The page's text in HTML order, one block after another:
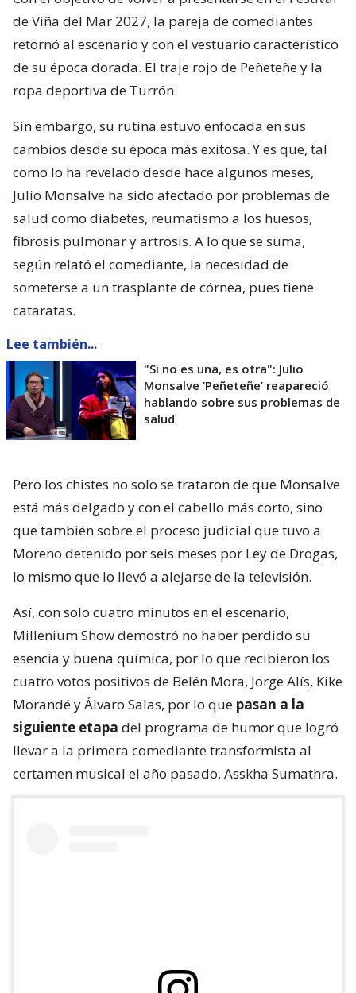
de Viña del Mar 2027, la pareja de comediantes
retornó al escenario y con el vestuario característico
de su época dorada. El traje rojo de Peñeteñe y la
ropa deportiva de Turrón.
Sin embargo, su rutina estuvo enfocada en sus
cambios desde su época más exitosa. Y es que, tal
como lo ha revelado desde hace algunos meses,
Julio Monsalve ha sido afectado por problemas de
salud como diabetes, reumatismo a los huesos,
fibrosis pulmonar y artrosis. A lo que se suma,
según relató el comediante, la necesidad de
someterse a un trasplante de córnea, pues tiene
cataratas.
Lee también...
"Si no es una, es otra": Julio
Monsalve ’Peñeteñe’ reapareció
hablando sobre sus problemas de
salud
Pero los chistes no solo se trataron de que Monsalve
está más delgado y con el cabello más corto, sino
que también sobre el proceso judicial que tuvo a
Moreno detenido por seis meses por Ley de Drogas,
lo mismo que lo llevó a alejarse de la televisión.
Así, con solo cuatro minutos en el escenario,
Millenium Show demostró no haber perdido su
esencia y buena química, por lo que recibieron los
cuatro votos positivos de Belén Mora, Jorge Alís, Kike
Morandé y Álvaro Salas, por lo que pasan a la
siguiente etapa del programa de humor que logró
llevar a la primera comediante transformista al
certamen musical el año pasado, Asskha Sumathra.